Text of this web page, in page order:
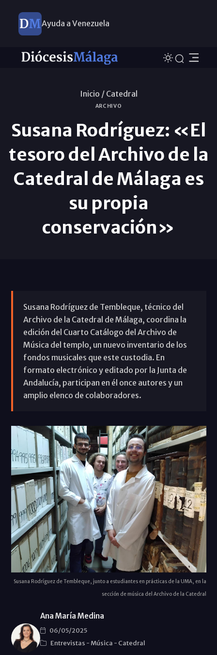
Ayuda a Venezuela
Inicio / Catedral
ARCHIVO
Susana Rodríguez: «El
tesoro del Archivo de la
Catedral de Málaga es
su propia
conservación»
Susana Rodríguez de Tembleque, técnico del
Archivo de la Catedral de Málaga, coordina la
edición del Cuarto Catálogo del Archivo de
Música del templo, un nuevo inventario de los
fondos musicales que este custodia. En
formato electrónico y editado por la Junta de
Andalucía, participan en él once autores y un
amplio elenco de colaboradores.
Susana Rodríguez de Tembleque, junto a estudiantes en prácticas de la UMA, en la
sección de música del Archivo de la Catedral
Ana María Medina
06/05/2025
Entrevistas - Música - Catedral